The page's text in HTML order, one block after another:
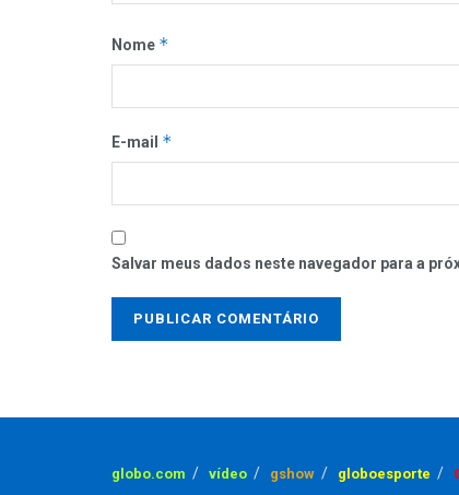
Nome *
E-mail *
Salvar meus dados neste navegador para a
globo.com vídeo gshow globoesporte